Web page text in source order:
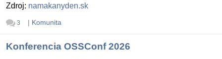
Zdroj: namakanyden.sk
3 | Komunita
Konferencia OSSConf 2026